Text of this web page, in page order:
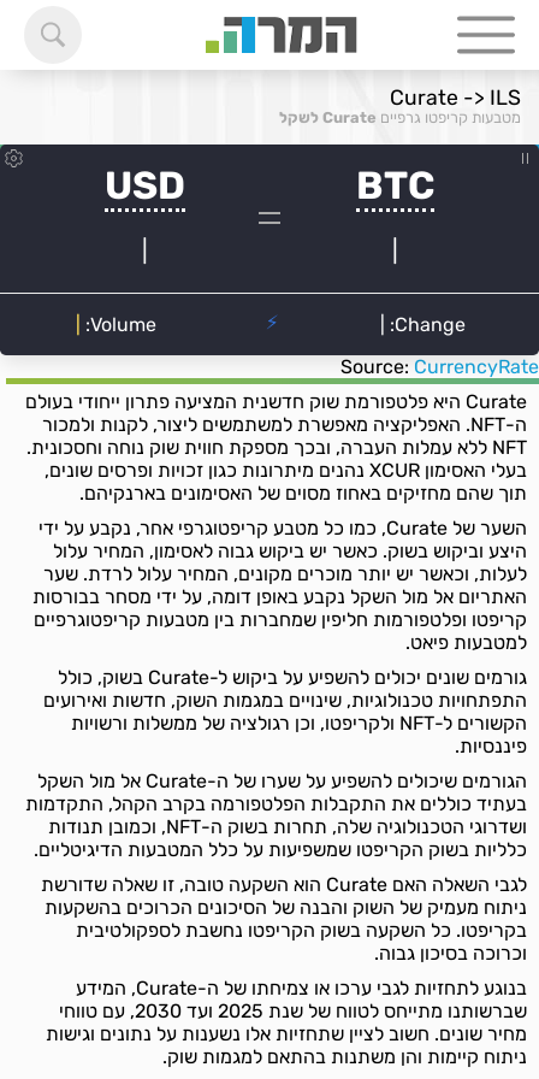
Curate -> ILS
מטבעות קריפטו גרפיים Curate לשקל
Source: CurrencyRate
Curate היא פלטפורמת שוק חדשנית המציעה פתרון ייחודי בעולם
ה-NFT. האפליקציה מאפשרת למשתמשים ליצור, לקנות ולמכור
NFT ללא עמלות העברה, ובכך מספקת חווית שוק נוחה וחסכונית.
בעלי האסימון XCUR נהנים מיתרונות כגון זכויות ופרסים שונים,
תוך שהם מחזיקים באחוז מסוים של האסימונים בארנקיהם.
השער של Curate, כמו כל מטבע קריפטוגרפי אחר, נקבע על ידי
היצע וביקוש בשוק. כאשר יש ביקוש גבוה לאסימון, המחיר עלול
לעלות, וכאשר יש יותר מוכרים מקונים, המחיר עלול לרדת. שער
האתריום אל מול השקל נקבע באופן דומה, על ידי מסחר בבורסות
קריפטו ופלטפורמות חליפין שמחברות בין מטבעות קריפטוגרפיים
למטבעות פיאט.
גורמים שונים יכולים להשפיע על ביקוש ל-Curate בשוק, כולל
התפתחויות טכנולוגיות, שינויים במגמות השוק, חדשות ואירועים
הקשורים ל-NFT ולקריפטו, וכן רגולציה של ממשלות ורשויות
פיננסיות.
הגורמים שיכולים להשפיע על שערו של ה-Curate אל מול השקל
בעתיד כוללים את התקבלות הפלטפורמה בקרב הקהל, התקדמות
ושדרוגי הטכנולוגיה שלה, תחרות בשוק ה-NFT, וכמובן תנודות
כלליות בשוק הקריפטו שמשפיעות על כלל המטבעות הדיגיטליים.
לגבי השאלה האם Curate הוא השקעה טובה, זו שאלה שדורשת
ניתוח מעמיק של השוק והבנה של הסיכונים הכרוכים בהשקעות
בקריפטו. כל השקעה בשוק הקריפטו נחשבת לספקולטיבית
וכרוכה בסיכון גבוה.
בנוגע לתחזיות לגבי ערכו או צמיחתו של ה-Curate, המידע
שברשותנו מתייחס לטווח של שנת 2025 ועד 2030, עם טווחי
מחיר שונים. חשוב לציין שתחזיות אלו נשענות על נתונים וגישות
ניתוח קיימות והן משתנות בהתאם למגמות שוק.